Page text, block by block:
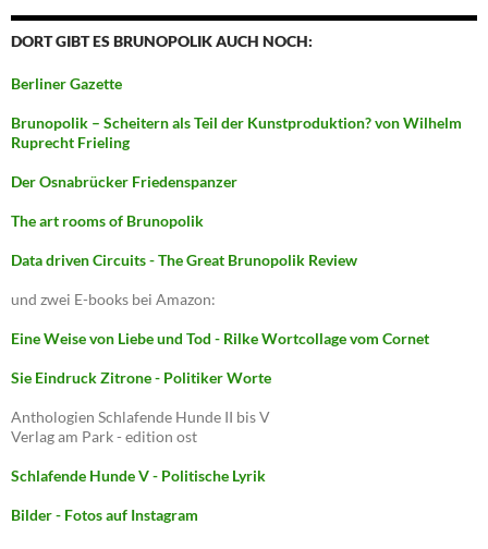
DORT GIBT ES BRUNOPOLIK AUCH NOCH:
Berliner Gazette
Brunopolik – Scheitern als Teil der Kunstproduktion? von Wilhelm
Ruprecht Frieling
Der Osnabrücker Friedenspanzer
The art rooms of Brunopolik
Data driven Circuits - The Great Brunopolik Review
und zwei E-books bei Amazon:
Eine Weise von Liebe und Tod - Rilke Wortcollage vom Cornet
Sie Eindruck Zitrone - Politiker Worte
Anthologien Schlafende Hunde II bis V
Verlag am Park - edition ost
Schlafende Hunde V - Politische Lyrik
Bilder - Fotos auf Instagram